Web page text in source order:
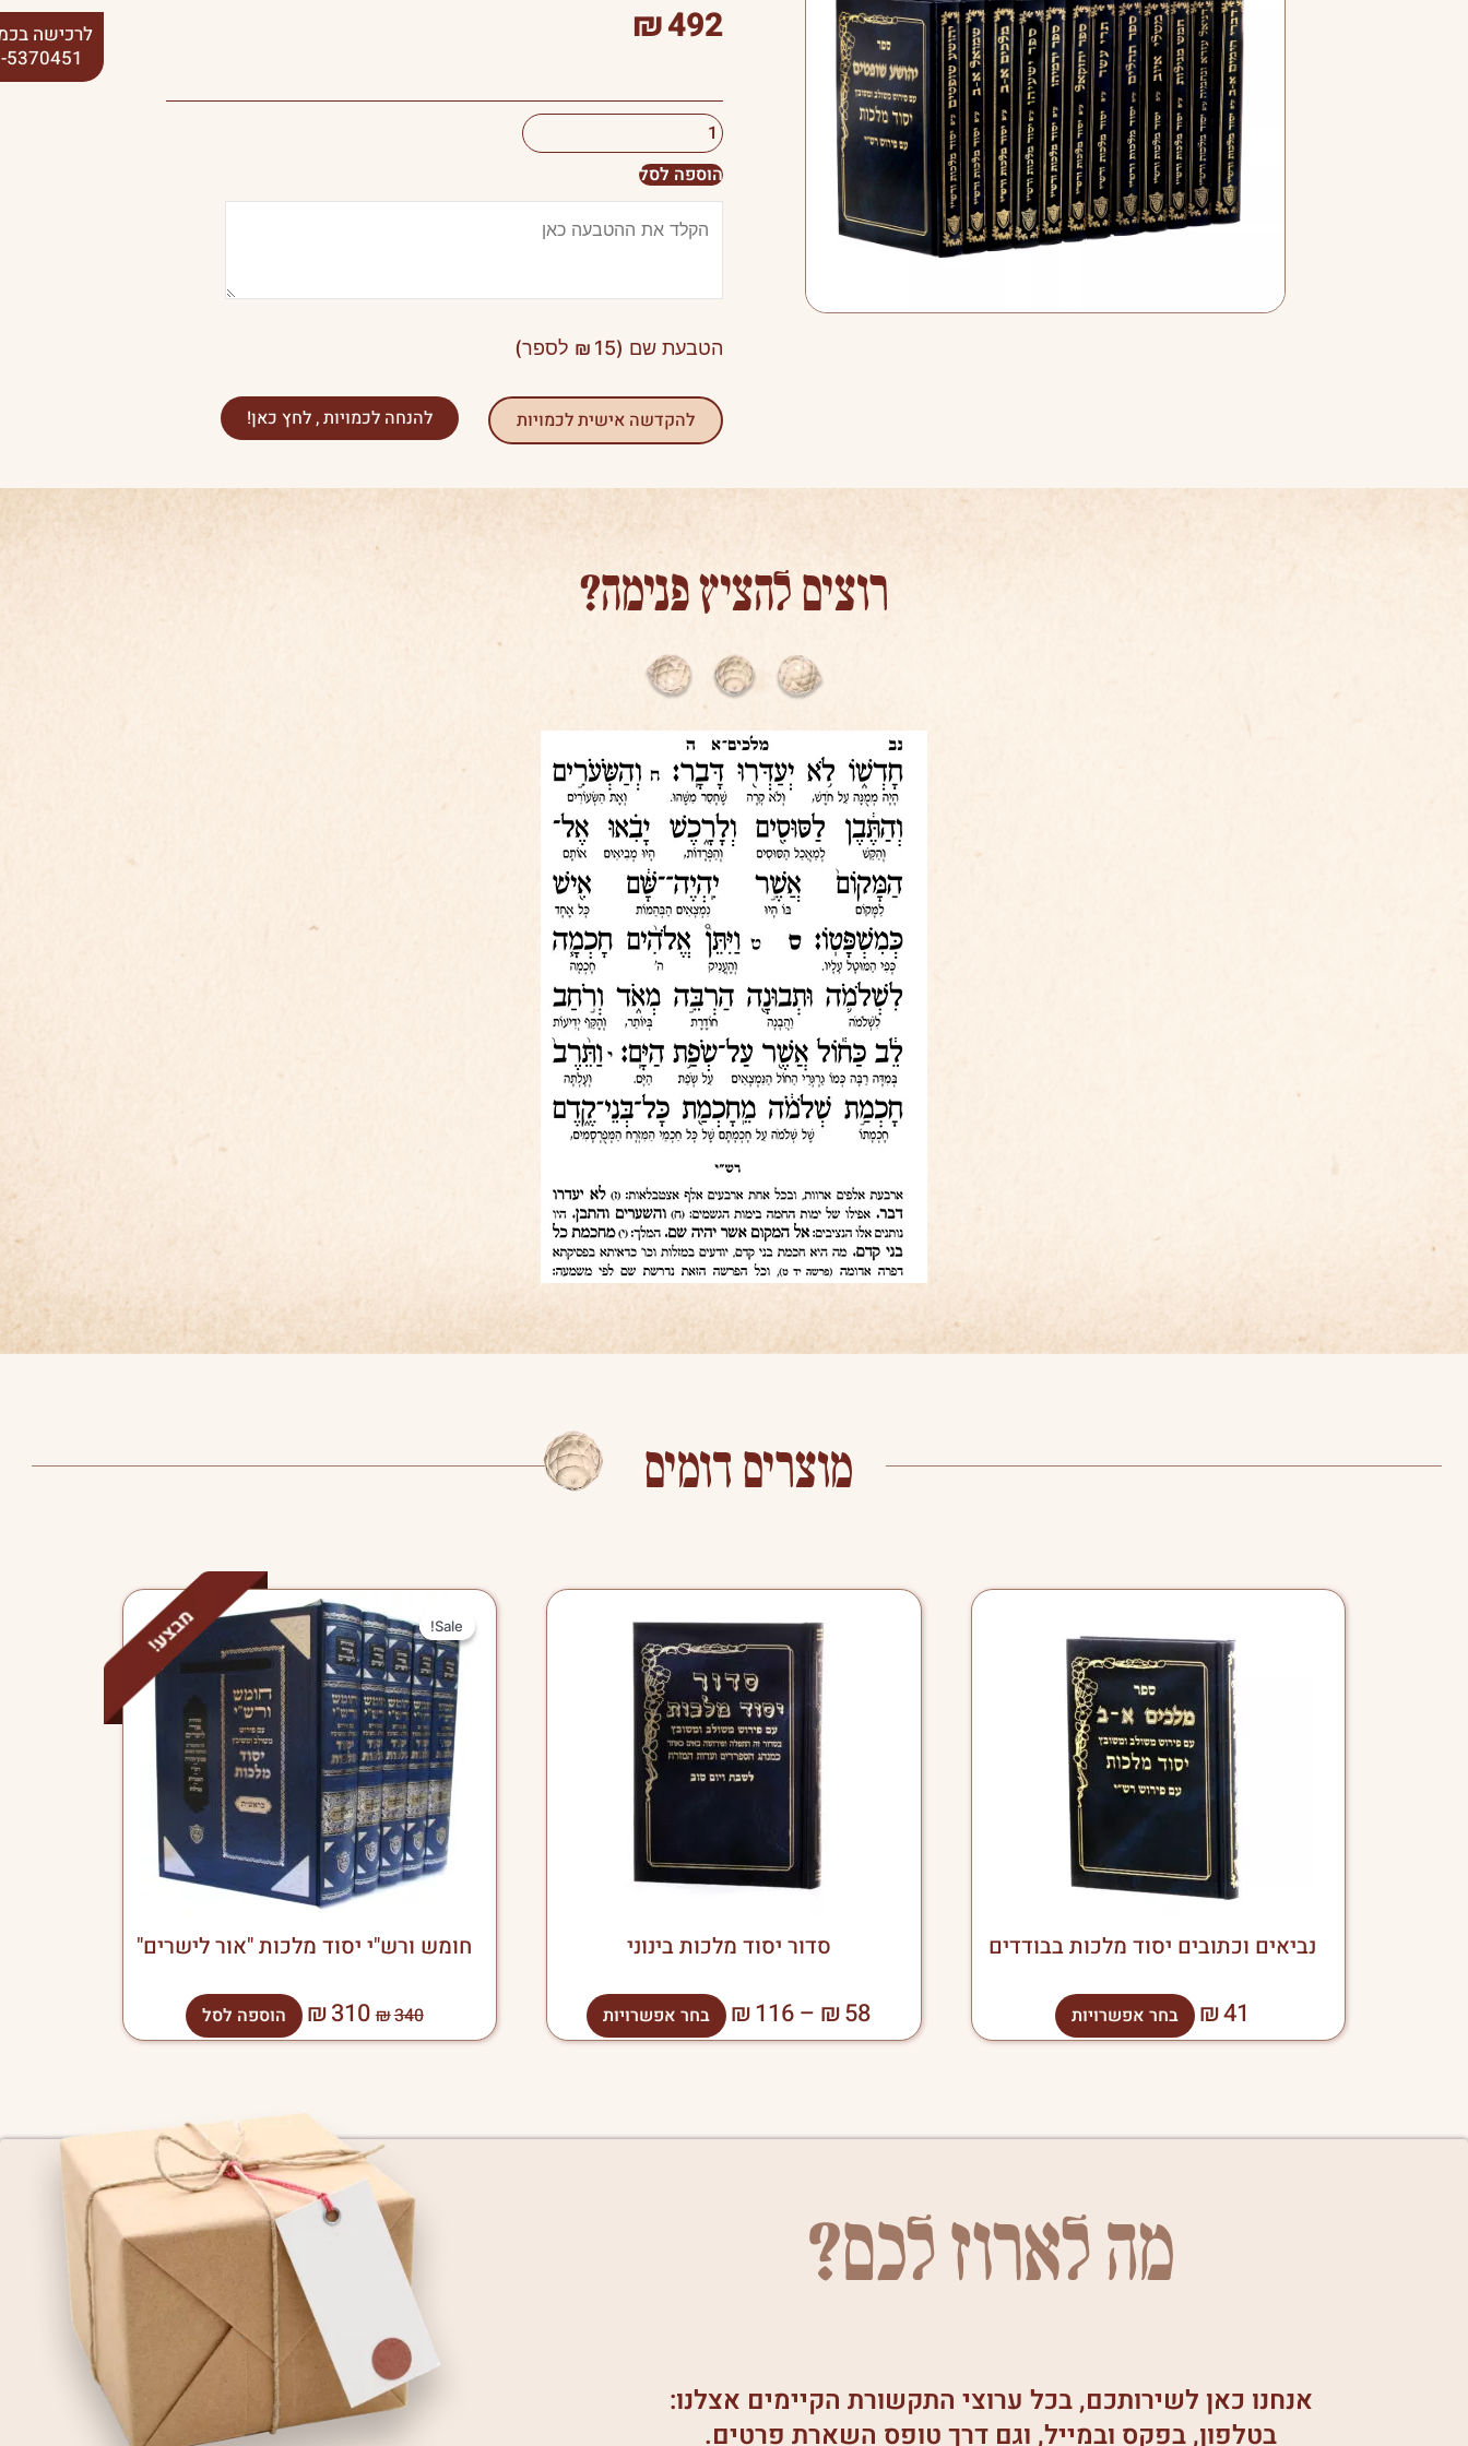
לרכישה
5370451
₪492
הטבעת שם ( ₪ 15 לספר)
כמות
של
נביאים
וכתובים
נ"ך
הוספה לסל
להקדשה אישית לכמויות להנחה לכמויות , לחץ כאן!
רוצים להציץ פנימה?
מוצרים דומים
נביאים וכתובים יסוד מלכות בבודדים
₪41 בחר אפשרויות
סדור יסוד מלכות בינוני
₪58
–
₪116
מחירים:
עד
בחר אפשרויות
למוצר
Sale!
Sale!
חומש ורש"י יסוד מלכות "אור לישרים"
₪340
המחיר
המקורי
היה:
₪340.
₪310
המחיר
הנוכחי
הוא:
₪310.
הוספה לסל
מה לארוז לכם?
אנחנו כאן לשירותכם, בכל ערוצי התקשורת הקיימים אצלנו:
בטלפון, בפקס ובמייל, וגם דרך טופס השארת פרטים.